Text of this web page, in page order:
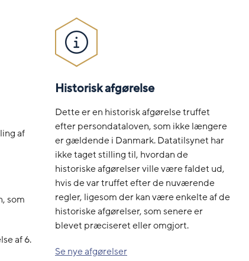
af
som
af 6.
Historisk afgørelse
Dette er en historisk afgørelse truffet
efter persondataloven, som ikke længere
er gældende i Danmark. Datatilsynet har
ikke taget stilling til, hvordan de
historiske afgørelser ville være faldet ud,
hvis de var truffet efter de nuværende
regler, ligesom der kan være enkelte af de
historiske afgørelser, som senere er
blevet præciseret eller omgjort.
Se nye afgørelser